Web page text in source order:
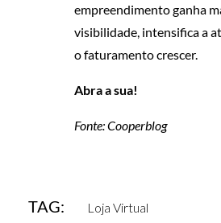
V
I
R
T
empreendimento ganha
visibilidade, intensifica a
o faturamento crescer.
Abra a sua!
Fonte: Cooperblog
TAG: Loja Virtual